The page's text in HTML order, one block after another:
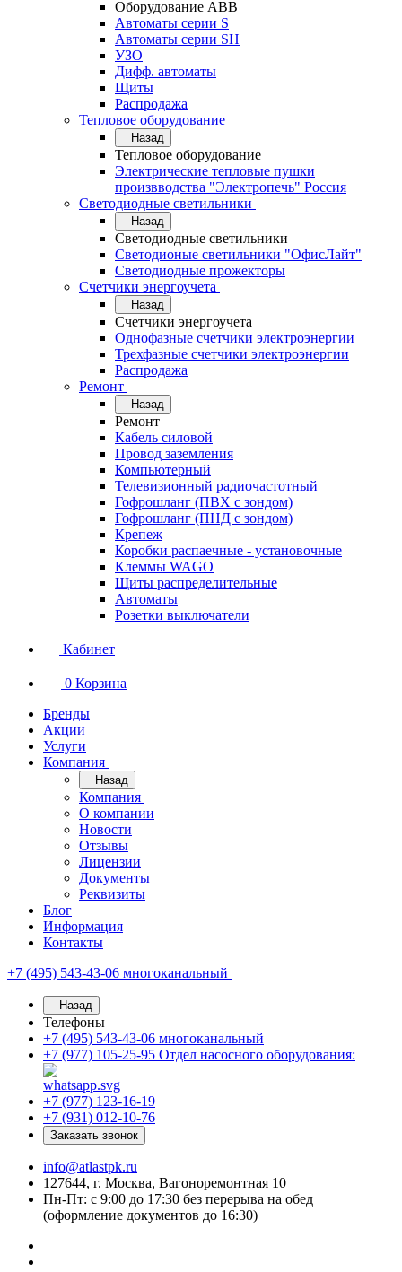
Оборудование АВВ
Автоматы серии S
Автоматы серии SH
УЗО
Дифф. автоматы
Щиты
Распродажа
Тепловое оборудование
Назад
Тепловое оборудование
Электрические тепловые пушки
произвводства "Электропечь" Россия
Светодиодные светильники
Назад
Светодиодные светильники
Светодионые светильники "ОфисЛайт"
Светодиодные прожекторы
Счетчики энергоучета
Назад
Счетчики энергоучета
Однофазные счетчики электроэнергии
Трехфазные счетчики электроэнергии
Распродажа
Ремонт
Назад
Ремонт
Кабель силовой
Провод заземления
Компьютерный
Телевизионный радиочастотный
Гофрошланг (ПВХ с зондом)
Гофрошланг (ПНД с зондом)
Крепеж
Коробки распаечные - установочные
Клеммы WAGO
Щиты распределительные
Автоматы
Розетки выключатели
Кабинет
0 Корзина
Бренды
Акции
Услуги
Компания
Назад
Компания
О компании
Новости
Отзывы
Лицензии
Документы
Реквизиты
Блог
Информация
Контакты
+7 (495) 543-43-06 многоканальный
Назад
Телефоны
+7 (495) 543-43-06 многоканальный
+7 (977) 105-25-95 Отдел насосного оборудования:
+7 (977) 123-16-19
+7 (931) 012-10-76
Заказать звонок
info@atlastpk.ru
127644, г. Москва, Вагоноремонтная 10
Пн-Пт: с 9:00 до 17:30 без перерыва на обед
(оформление документов до 16:30)